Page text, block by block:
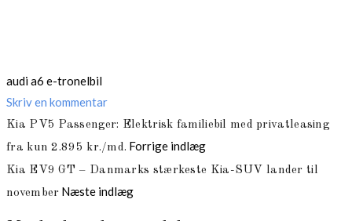
audi a6 e-tronelbil
Skriv en kommentar
Indlægsnavigation
Kia PV5 Passenger: Elektrisk familiebil med privatleasing
fra kun 2.895 kr./md. Forrige indlæg
Kia EV9 GT – Danmarks stærkeste Kia-SUV lander til
november Næste indlæg